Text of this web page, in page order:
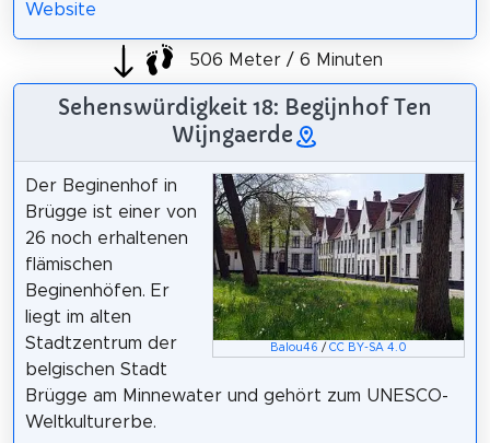
Website
506 Meter / 6 Minuten
Sehenswürdigkeit 18: Begijnhof Ten
Wijngaerde
Balou46 /CC BY-SA 4.0
Der Beginenhof in
Brügge ist einer von
26 noch erhaltenen
flämischen
Beginenhöfen. Er
liegt im alten
Stadtzentrum der
belgischen Stadt
Brügge am Minnewater und gehört zum UNESCO-
Weltkulturerbe.